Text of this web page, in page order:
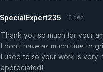
SpecialExpert235 15 déc.
Thank you so much for your
I don't have as much time to
I used to so your work is very
appreciated!